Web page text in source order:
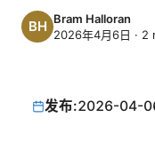
Bram Halloran
2026年4月6日 · 2
发布:2026-04-